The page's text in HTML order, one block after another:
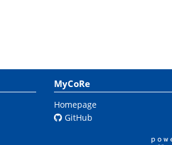
MyCoRe
Homepage
GitHub